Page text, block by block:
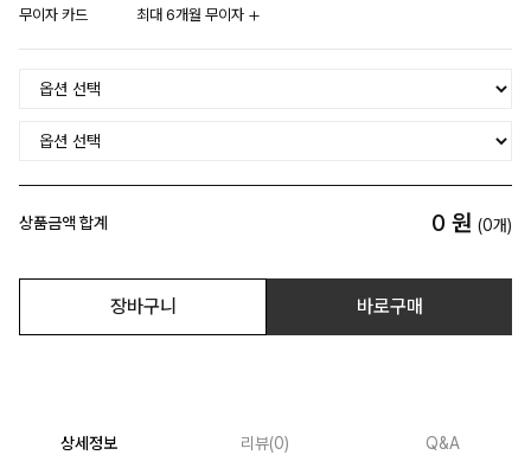
무이자 카드 최대 6개월 무이자
상품금액 합계 0 원 (0개)
장바구니 바로구매
상세정보 리뷰(0) Q&A